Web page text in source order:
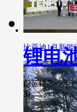
比亚迪1月新能
锂电
蔚蓝锂芯今年
出......